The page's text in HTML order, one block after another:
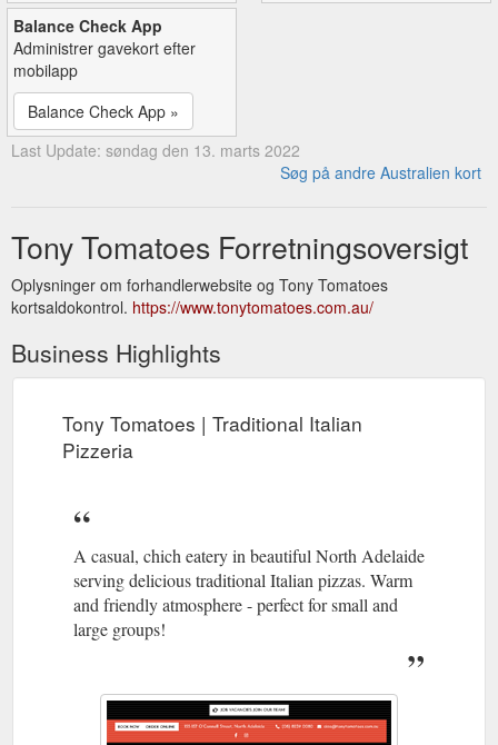
Balance Check App
Administrer gavekort efter
mobilapp
Balance Check App »
Last Update: søndag den 13. marts 2022
Søg på andre Australien kort
Tony Tomatoes Forretningsoversigt
Oplysninger om forhandlerwebsite og Tony Tomatoes
kortsaldokontrol. https://www.tonytomatoes.com.au/
Business Highlights
Tony Tomatoes | Traditional Italian
Pizzeria
A casual, chich eatery in beautiful North Adelaide
serving delicious traditional Italian pizzas. Warm
and friendly atmosphere - perfect for small and
large groups!